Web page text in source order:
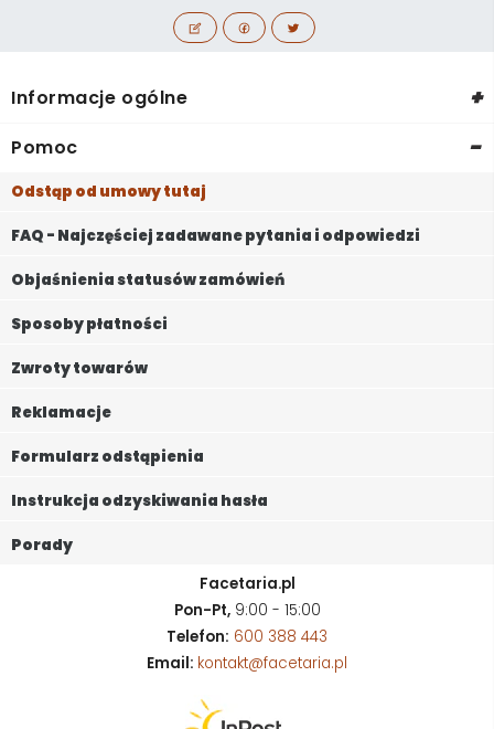
Informacje ogólne +
Pomoc -
Odstąp od umowy tutaj
FAQ - Najczęściej zadawane pytania i odpowiedzi
Objaśnienia statusów zamówień
Sposoby płatności
Zwroty towarów
Reklamacje
Formularz odstąpienia
Instrukcja odzyskiwania hasła
Porady
Facetaria.pl
Pon-Pt,9:00 - 15:00
Telefon: 600 388 443
Email: kontakt@facetaria.pl